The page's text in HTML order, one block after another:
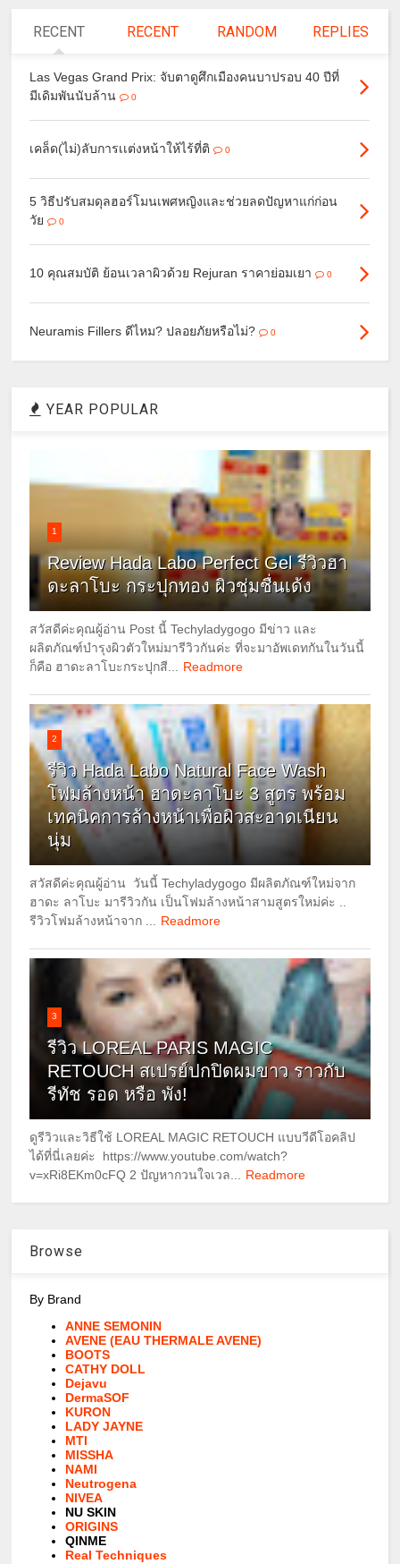
RECENT RECENT RANDOM REPLIES
Las Vegas Grand Prix: จับตาดูศึกเมืองคนบาปรอบ 40 ปีที่
มีเดิมพันนับล้าน
0
เคล็ด(ไม่)ลับการเเต่งหน้าให้ไร้ที่ติ 0
5 วิธีปรับสมดุลฮอร์โมนเพศหญิงและช่วยลดปัญหาแก่ก่อน
วัย
0
10 คุณสมบัติ ย้อนเวลาผิวด้วย Rejuran ราคาย่อมเยา 0
Neuramis Fillers ดีไหม? ปลอยภัยหรือไม่? 0
YEAR POPULAR
1
Review Hada Labo Perfect Gel รีวิวฮา
ดะลาโบะ กระปุกทอง ผิวชุ่มชื่นเด้ง
สวัสดีค่ะคุณผู้อ่าน Post นี้ Techyladygogo มีข่าว และ
ผลิตภัณฑ์บำรุงผิวตัวใหม่มารีวิวกันค่ะ ที่จะมาอัพเดทกันในวันนี้
ก็คือ ฮาดะลาโบะกระปุกสี... Readmore
2
รีวิว Hada Labo Natural Face Wash
โฟมล้างหน้า ฮาดะลาโบะ 3 สูตร พร้อม
เทคนิคการล้างหน้าเพื่อผิวสะอาดเนียน
นุ่ม
สวัสดีค่ะคุณผู้อ่าน วันนี้ Techyladygogo มีผลิตภัณฑ์ใหม่จาก
ฮาดะ ลาโบะ มารีวิวกัน เป็นโฟมล้างหน้าสามสูตรใหม่ค่ะ ..
รีวิวโฟมล้างหน้าจาก ... Readmore
3
รีวิว LOREAL PARIS MAGIC
RETOUCH สเปรย์ปกปิดผมขาว ราวกับ
รีทัช รอด หรือ พัง!
ดูรีวิวและวิธีใช้ LOREAL MAGIC RETOUCH แบบวีดีโอคลิป
ได้ที่นี่เลยค่ะ https://www.youtube.com/watch?
v=xRi8EKm0cFQ 2 ปัญหากวนใจเวล... Readmore
Browse
By Brand
ANNE SEMONIN
AVENE (EAU THERMALE AVENE)
BOOTS
CATHY DOLL
Dejavu
DermaSOF
KURON
LADY JAYNE
MTI
MISSHA
NAMI
Neutrogena
NIVEA
NU SKIN
ORIGINS
QINME
Real Techniques